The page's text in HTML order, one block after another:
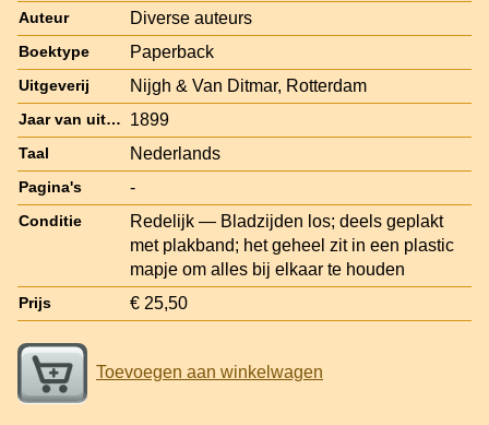
Auteur Diverse auteurs
Boektype Paperback
Uitgeverij Nijgh & Van Ditmar, Rotterdam
Jaar van uitgave 1899
Taal Nederlands
Pagina's -
Conditie
Redelijk — Bladzijden los; deels geplakt
met plakband; het geheel zit in een plastic
mapje om alles bij elkaar te houden
Prijs € 25,50
Toevoegen aan winkelwagen